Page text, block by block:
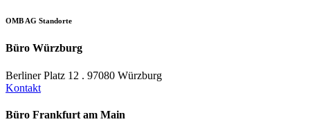
OMB AG Standorte
Büro Würzburg
Berliner Platz 12 . 97080 Würzburg
Kontakt
Büro Frankfurt am Main